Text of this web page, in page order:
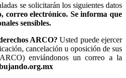
se solicitarán los siguientes datos
correo electrónico. Se informa que
sensibles.
ARCO?Usted puede ejercer
cancelación u oposición de sus
enviándonos un correo a la